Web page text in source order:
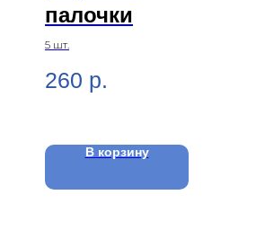
палочки
5 шт.
260 р.
В корзину